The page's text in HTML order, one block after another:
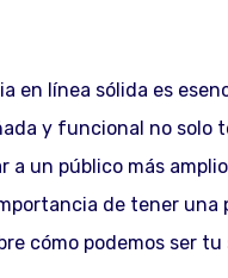
en línea sólida es
y funcional no solo
un público más
de tener
cómo podemos ser